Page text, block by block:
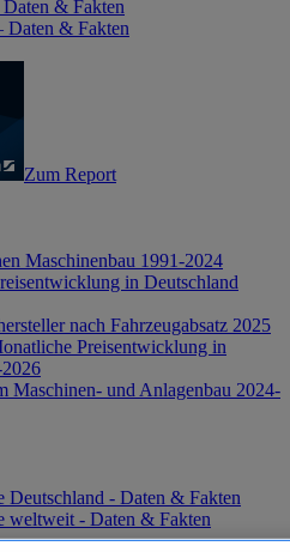
& Fakten
Daten & Fakten
Zum Report
Maschinenbau 1991-2024
in Deutschland
nach Fahrzeugabsatz 2025
Preisentwicklung in
Maschinen- und Anlagenbau 2024-
Deutschland - Daten & Fakten
weltweit - Daten & Fakten